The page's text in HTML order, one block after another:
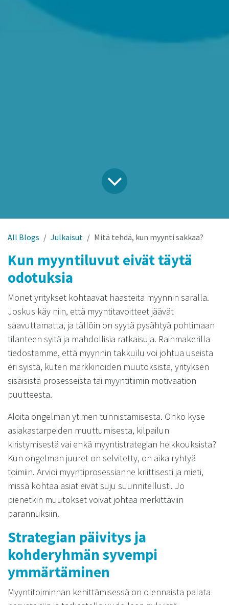
All Blogs Julkaisut Mitä tehdä, kun myynti sakkaa?
Kun myyntiluvut eivät täytä
odotuksia
Monet yritykset kohtaavat haasteita myynnin saralla.
Joskus käy niin, että myyntitavoitteet jäävät
saavuttamatta, ja tällöin on syytä pysähtyä pohtimaan
tilanteen syitä ja mahdollisia ratkaisuja. Rainmakerilla
tiedostamme, että myynnin takkuilu voi johtua useista
eri syistä, kuten markkinoiden muutoksista, yrityksen
sisäisistä prosesseista tai myyntitiimin motivaation
puutteesta.
Aloita ongelman ytimen tunnistamisesta. Onko kyse
asiakastarpeiden muuttumisesta, kilpailun
kiristymisestä vai ehkä myyntistrategian heikkouksista?
Kun ongelman juuret on selvitetty, on aika ryhtyä
toimiin. Arvioi myyntiprosessianne kriittisesti ja mieti,
missä kohtaa asiat eivät suju suunnitellusti. Jo
pienetkin muutokset voivat johtaa merkittäviin
parannuksiin.
Strategian päivitys ja
kohderyhmän syvempi
ymmärtäminen
Myyntitoiminnan kehittämisessä on olennaista palata